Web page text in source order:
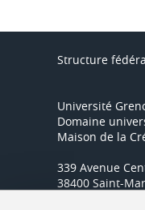
Structure
Université
Domaine
Maison de la
339 Avenue
38400 Saint-